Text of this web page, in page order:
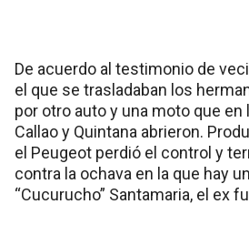
De acuerdo al testimonio de
el que se trasladaban los
por otro auto y una moto que
Callao y Quintana abrieron.
el Peugeot perdió el control y
contra la ochava en la que hay
“Cucurucho” Santamaria, el ex